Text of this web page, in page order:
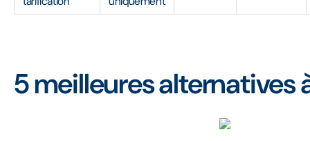
5 meilleures alternatives